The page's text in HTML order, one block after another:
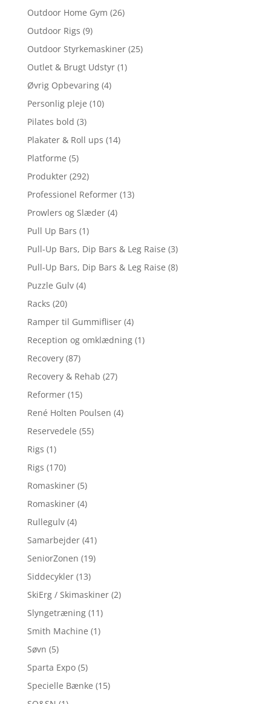
Outdoor Home Gym (26)
Outdoor Rigs (9)
Outdoor Styrkemaskiner (25)
Outlet & Brugt Udstyr (1)
Øvrig Opbevaring (4)
Personlig pleje (10)
Pilates bold (3)
Plakater & Roll ups (14)
Platforme (5)
Produkter (292)
Professionel Reformer (13)
Prowlers og Slæder (4)
Pull Up Bars (1)
Pull-Up Bars, Dip Bars & Leg Raise (3)
Pull-Up Bars, Dip Bars & Leg Raise (8)
Puzzle Gulv (4)
Racks (20)
Ramper til Gummifliser (4)
Reception og omklædning (1)
Recovery (87)
Recovery & Rehab (27)
Reformer (15)
René Holten Poulsen (4)
Reservedele (55)
Rigs (1)
Rigs (170)
Romaskiner (5)
Romaskiner (4)
Rullegulv (4)
Samarbejder (41)
SeniorZonen (19)
Siddecykler (13)
SkiErg / Skimaskiner (2)
Slyngetræning (11)
Smith Machine (1)
Søvn (5)
Sparta Expo (5)
Specielle Bænke (15)